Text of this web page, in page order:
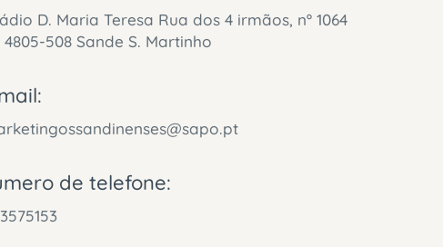
D. Maria Teresa Rua dos 4 irmãos, nº 1064
508 Sande S. Martinho
de telefone: